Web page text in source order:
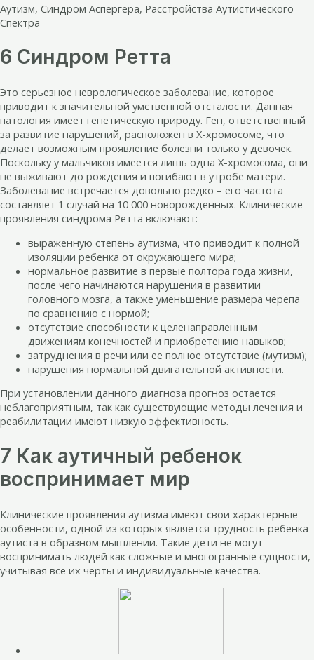
Аутизм, Синдром Аспергера, Расстройства Аутистического
Спектра
6 Синдром Ретта
Это серьезное неврологическое заболевание, которое
приводит к значительной умственной отсталости. Данная
патология имеет генетическую природу. Ген, ответственный
за развитие нарушений, расположен в X-хромосоме, что
делает возможным проявление болезни только у девочек.
Поскольку у мальчиков имеется лишь одна X-хромосома, они
не выживают до рождения и погибают в утробе матери.
Заболевание встречается довольно редко – его частота
составляет 1 случай на 10 000 новорожденных. Клинические
проявления синдрома Ретта включают:
выраженную степень аутизма, что приводит к полной
изоляции ребенка от окружающего мира;
нормальное развитие в первые полтора года жизни,
после чего начинаются нарушения в развитии
головного мозга, а также уменьшение размера черепа
по сравнению с нормой;
отсутствие способности к целенаправленным
движениям конечностей и приобретению навыков;
затруднения в речи или ее полное отсутствие (мутизм);
нарушения нормальной двигательной активности.
При установлении данного диагноза прогноз остается
неблагоприятным, так как существующие методы лечения и
реабилитации имеют низкую эффективность.
7 Как аутичный ребенок
воспринимает мир
Клинические проявления аутизма имеют свои характерные
особенности, одной из которых является трудность ребенка-
аутиста в образном мышлении. Такие дети не могут
воспринимать людей как сложные и многогранные сущности,
учитывая все их черты и индивидуальные качества.